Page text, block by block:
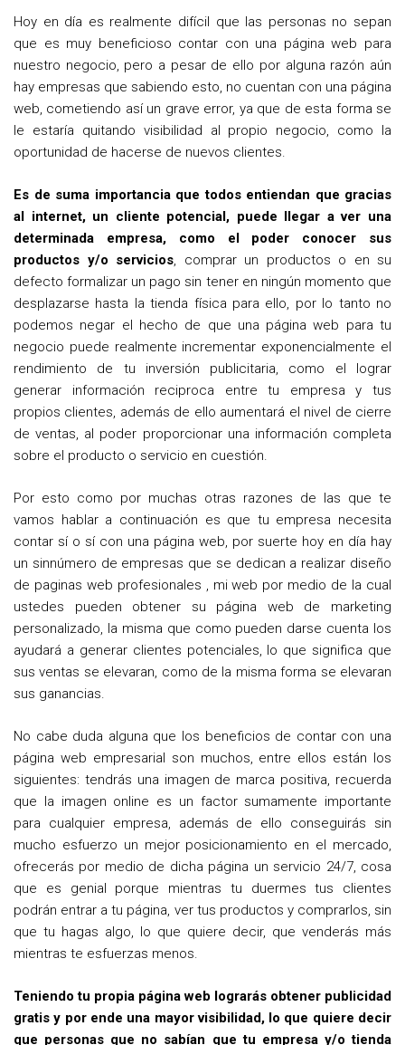
Hoy en día es realmente difícil que las personas no sepan
que es muy beneficioso contar con una página web para
nuestro negocio, pero a pesar de ello por alguna razón aún
hay empresas que sabiendo esto, no cuentan con una página
web, cometiendo así un grave error, ya que de esta forma se
le estaría quitando visibilidad al propio negocio, como la
oportunidad de hacerse de nuevos clientes.
Es de suma importancia que todos entiendan que gracias
al internet, un cliente potencial, puede llegar a ver una
determinada empresa, como el poder conocer sus
productos y/o servicios, comprar un productos o en su
defecto formalizar un pago sin tener en ningún momento que
desplazarse hasta la tienda física para ello, por lo tanto no
podemos negar el hecho de que una página web para tu
negocio puede realmente incrementar exponencialmente el
rendimiento de tu inversión publicitaria, como el lograr
generar información reciproca entre tu empresa y tus
propios clientes, además de ello aumentará el nivel de cierre
de ventas, al poder proporcionar una información completa
sobre el producto o servicio en cuestión.
Por esto como por muchas otras razones de las que te
vamos hablar a continuación es que tu empresa necesita
contar sí o sí con una página web, por suerte hoy en día hay
un sinnúmero de empresas que se dedican a realizar diseño
de paginas web profesionales , mi web por medio de la cual
ustedes pueden obtener su página web de marketing
personalizado, la misma que como pueden darse cuenta los
ayudará a generar clientes potenciales, lo que significa que
sus ventas se elevaran, como de la misma forma se elevaran
sus ganancias.
No cabe duda alguna que los beneficios de contar con una
página web empresarial son muchos, entre ellos están los
siguientes: tendrás una imagen de marca positiva, recuerda
que la imagen online es un factor sumamente importante
para cualquier empresa, además de ello conseguirás sin
mucho esfuerzo un mejor posicionamiento en el mercado,
ofrecerás por medio de dicha página un servicio 24/7, cosa
que es genial porque mientras tu duermes tus clientes
podrán entrar a tu página, ver tus productos y comprarlos, sin
que tu hagas algo, lo que quiere decir, que venderás más
mientras te esfuerzas menos.
Teniendo tu propia página web lograrás obtener publicidad
gratis y por ende una mayor visibilidad, lo que quiere decir
que personas que no sabían que tu empresa y/o tienda